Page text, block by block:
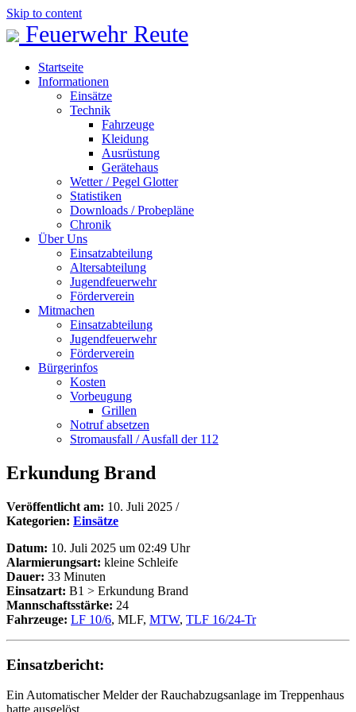
Skip to content
Feuerwehr Reute
Startseite
Informationen
Einsätze
Technik
Fahrzeuge
Kleidung
Ausrüstung
Gerätehaus
Wetter / Pegel Glotter
Statistiken
Downloads / Probepläne
Chronik
Über Uns
Einsatzabteilung
Altersabteilung
Jugendfeuerwehr
Förderverein
Mitmachen
Einsatzabteilung
Jugendfeuerwehr
Förderverein
Bürgerinfos
Kosten
Vorbeugung
Grillen
Notruf absetzen
Stromausfall / Ausfall der 112
Erkundung Brand
Veröffentlicht am: 10. Juli 2025 /
Kategorien: Einsätze
Datum: 10. Juli 2025 um 02:49 Uhr
Alarmierungsart: kleine Schleife
Dauer: 33 Minuten
Einsatzart: B1 > Erkundung Brand
Mannschaftsstärke: 24
Fahrzeuge: LF 10/6, MLF, MTW, TLF 16/24-Tr
Einsatzbericht:
Ein Automatischer Melder der Rauchabzugsanlage im Treppenhaus